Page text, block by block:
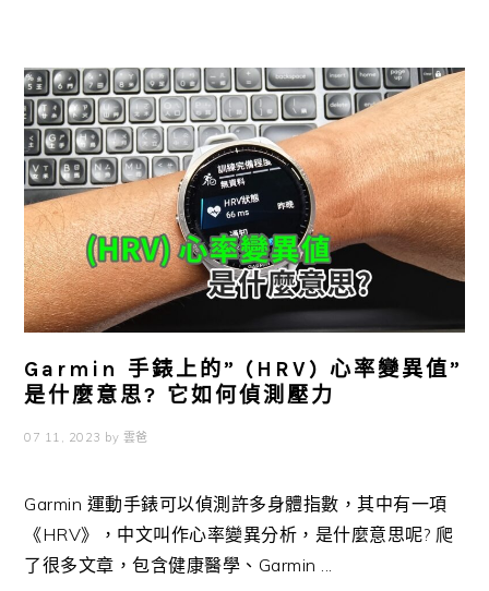
Garmin 手錶上的” (HRV) 心率變異值”
是什麼意思? 它如何偵測壓力
07 11, 2023 by 雲爸
Garmin 運動手錶可以偵測許多身體指數，其中有一項
《HRV》，中文叫作心率變異分析，是什麼意思呢? 爬
了很多文章，包含健康醫學、Garmin ...